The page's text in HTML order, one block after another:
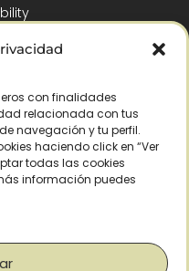
con finalidades
relacionada con tus
navegación y tu perfil.
haciendo click en “Ver
todas las cookies
información puedes
policy|Right of withdrawal